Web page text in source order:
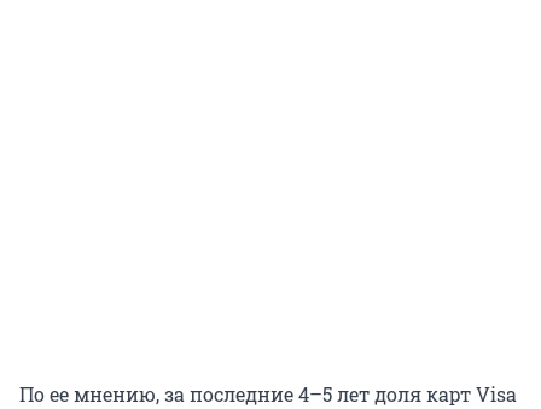
По ее мнению, за последние 4–5 лет доля карт Visa